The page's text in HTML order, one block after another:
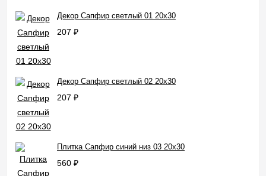
Декор Сапфир светлый 01 20x30
207 ₽
Декор Сапфир светлый 02 20x30
207 ₽
Плитка Сапфир синий низ 03 20x30
560 ₽